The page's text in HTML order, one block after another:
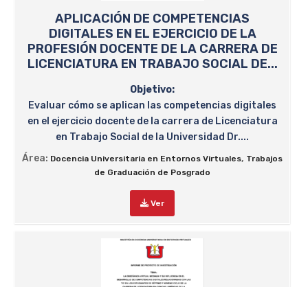
APLICACIÓN DE COMPETENCIAS
DIGITALES EN EL EJERCICIO DE LA
PROFESIÓN DOCENTE DE LA CARRERA DE
LICENCIATURA EN TRABAJO SOCIAL DE...
Objetivo:
Evaluar cómo se aplican las competencias digitales
en el ejercicio docente de la carrera de Licenciatura
en Trabajo Social de la Universidad Dr....
Área: Docencia Universitaria en Entornos Virtuales, Trabajos
de Graduación de Posgrado
Ver